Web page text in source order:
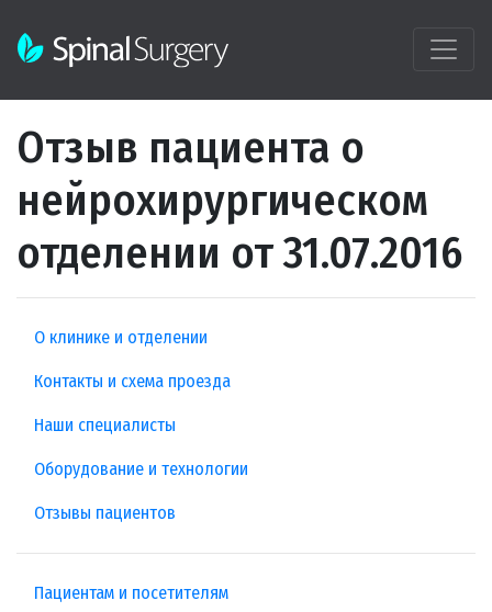
Отзыв пациента о
нейрохирургическом
отделении от 31.07.2016
О клинике и отделении
Контакты и схема проезда
Наши специалисты
Оборудование и технологии
Отзывы пациентов
Пациентам и посетителям